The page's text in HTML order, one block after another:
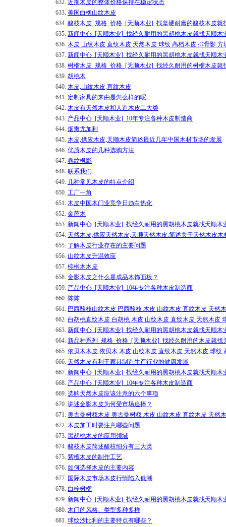
632. 近期木皮的整体价格保持在稳定状态
633. 美国白橡山纹木皮
634. 酸枝木皮_规格_价格_[天顺木业]_找坚硬耐磨的酸枝木皮就
635. 新闻中心_[天顺木业]_找经久耐用的黑胡桃木皮就找天顺木
636. 木皮 山纹木皮 直纹木皮 天然木皮 球纹 高档木皮 排骨影 方
637. 新闻中心_[天顺木业]_找经久耐用的黑胡桃木皮就找天顺木
638. 树榴木皮_规格_价格_[天顺木业]_找经久耐用的树榴木皮就
639. 胡桃木
640. 木皮,山纹木皮,直纹木皮
641. 定制家具的来由是怎么样的呢
642. 木皮有天然木皮和人造木皮二大类
643. 产品中心_[天顺木业]_10年专注各种木皮制造商
644. 烟熏尤加利
645. 木皮,供应木皮,天顺木皮简述最近几年中国木材市场的发展
646. 优质木皮的几种选购方法
647. 卷纹枫影
648. 联系我们
649. 几种常见木皮的特点介绍
650. 工厂一角
651. 木皮中国木门业竞争日趋白热化
652. 金芭木
653. 新闻中心_[天顺木业]_找经久耐用的黑胡桃木皮就找天顺木
654. 天然木皮,供应天然木皮,天顺天然木皮.简述关于天然木皮木
655. 了解木皮行业存在的主要问题
656. 山纹木皮升温效应
657. 棕榈木木皮
658. 金影木皮之什么是成品木饰面板？
659. 产品中心_[天顺木业]_10年专注各种木皮制造商
660. 陈陈
661. 巴西酸枝山纹木皮 巴西酸枝 木皮 山纹木皮 直纹木皮 天然
662. 白胡桃直纹木皮 白胡桃 木皮 山纹木皮 直纹木皮 天然木皮
663. 新闻中心_[天顺木业]_找经久耐用的黑胡桃木皮就找天顺木
664. 新品种系列_规格_价格_[天顺木业]_找经久耐用的木皮就找
665. 依贝木木皮 依贝木 木皮 山纹木皮 直纹木皮 天然木皮 球纹
666. 天然木皮有利于家具制造生产行业的健康发展
667. 新闻中心_[天顺木业]_找经久耐用的黑胡桃木皮就找天顺木
668. 产品中心_[天顺木业]_10年专注各种木皮制造商
669. 选购天然木皮应该注意的六个事项
670. 讲述金影木皮为何受市场追捧？
671. 奥古曼树杈木皮 奥古曼树杈 木皮 山纹木皮 直纹木皮 天然
672. 木皮加工时要注意哪些问题
673. 黑胡桃木皮的应用领域
674. 酸枝木皮简述酸枝细分有三大类
675. 紫檀木皮的制作工艺
676. 如何选择木皮的主要内容
677. 国际木皮市场木皮行情陷入低潮
678. 白栓树榴
679. 新闻中心_[天顺木业]_找经久耐用的黑胡桃木皮就找天顺木
680. 木门的风格、类型多种多样
681. 球纹沙比利的主要特点有哪些？